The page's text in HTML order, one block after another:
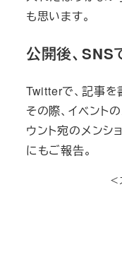
も思います。
公開後、SNS
Twitterで、記事を
その際、イベント
ウント宛のメンシ
にもご報告。